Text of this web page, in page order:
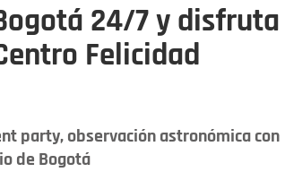
24/7 y disfruta
Felicidad
party, observación astronómica con
de Bogotá